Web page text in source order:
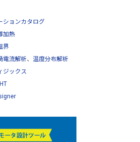
ションカタログ
加熱
界
電流解析、 温度分布解析
ジックス
HT